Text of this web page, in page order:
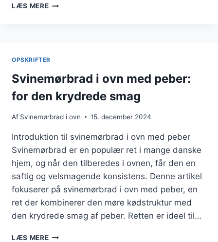
LÆS MERESVINEMØRBRAD
OPSKRIFTER
Svinemørbrad i ovn med peber:
for den krydrede smag
Af Svinemørbrad i ovn 15. december 2024
Introduktion til svinemørbrad i ovn med peber
Svinemørbrad er en populær ret i mange danske
hjem, og når den tilberedes i ovnen, får den en
saftig og velsmagende konsistens. Denne artikel
fokuserer på svinemørbrad i ovn med peber, en
ret der kombinerer den møre kødstruktur med
den krydrede smag af peber. Retten er ideel til…
LÆS MERESVINEMØRBRAD